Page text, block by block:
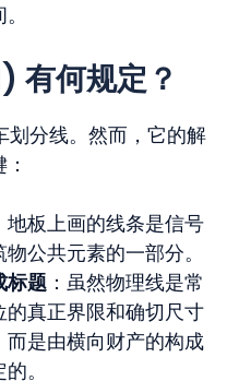
有何规定？
划分线。然而，它的解
地板上画的线条是信号
公共元素的一部分。
标题 ：虽然物理线是常
的真正界限和确切尺寸
是由横向财产的构成
。